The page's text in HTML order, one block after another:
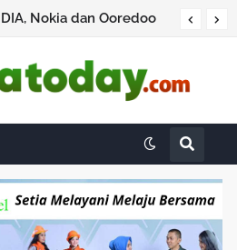
Nokia dan Ooredoo